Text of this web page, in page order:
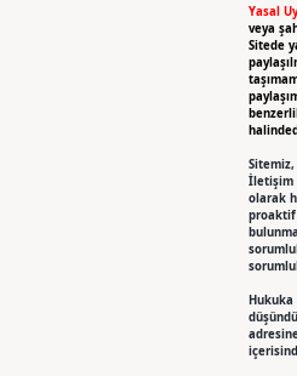
Yasal
veya
Sitede
Sitemiz,
İletişim
olarak
proaktif